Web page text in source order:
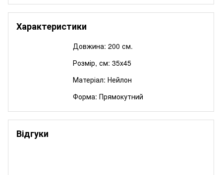
Характеристики
Довжина: 200 см.
Розмір, см: 35х45
Матеріал: Нейлон
Форма: Прямокутний
Відгуки